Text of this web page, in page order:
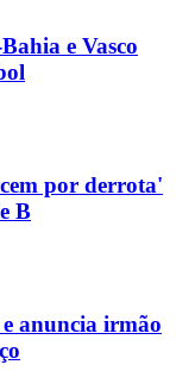
e Vasco
por derrota'
B
anuncia irmão